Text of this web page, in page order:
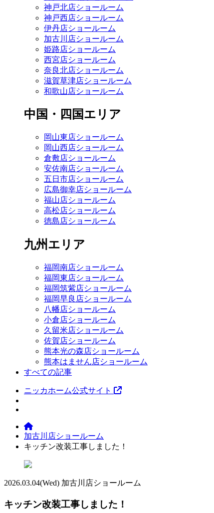
神戸北店ショールーム
神戸西店ショールーム
伊丹店ショールーム
加古川店ショールーム
姫路店ショールーム
西宮店ショールーム
奈良北店ショールーム
滋賀草津店ショールーム
和歌山店ショールーム
中国・四国エリア
岡山東店ショールーム
岡山西店ショールーム
倉敷店ショールーム
安佐南店ショールーム
五日市店ショールーム
広島御幸店ショールーム
福山店ショールーム
高松店ショールーム
徳島店ショールーム
九州エリア
福岡南店ショールーム
福岡東店ショールーム
福岡筑紫店ショールーム
福岡早良店ショールーム
八幡店ショールーム
小倉店ショールーム
久留米店ショールーム
佐賀店ショールーム
熊本光の森店ショールーム
熊本はません店ショールーム
すべての記事
ニッカホーム公式サイト
加古川店ショールーム
キッチン改装工事しました！
2026.03.04(Wed) 加古川店ショールーム
キッチン改装工事しました！